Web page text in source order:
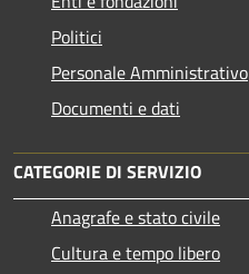
Politici
Personale Amministrativo
Documenti e dati
CATEGORIE DI SERVIZIO
Anagrafe e stato civile
Cultura e tempo libero